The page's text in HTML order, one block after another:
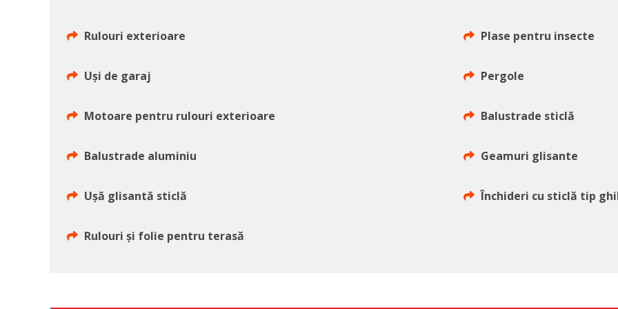
Rulouri exterioare Plase pentru insecte
Uși de garaj Pergole
Motoare pentru rulouri exterioare Balustrade sticlă
Balustrade aluminiu Geamuri glisante
Uşă glisantă sticlă Închideri cu sticlă tip
Rulouri şi folie pentru terasă